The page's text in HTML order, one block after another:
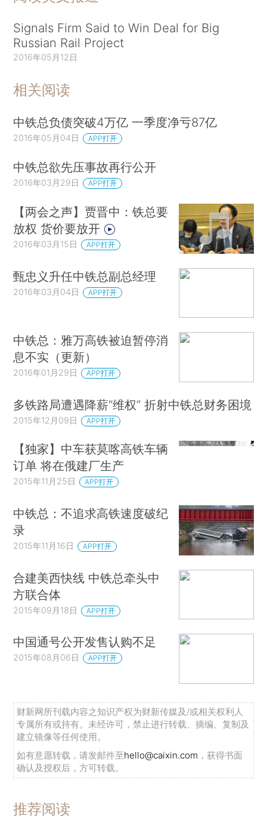
Signals Firm Said to Win Deal for Big
Russian Rail Project
2016年05月12日
相关阅读
中铁总负债突破4万亿 一季度净亏87亿
2016年05月04日 APP打开
中铁总欲先压事故再行公开
2016年03月29日 APP打开
【两会之声】贾晋中：铁总要
放权 货价要放开
2016年03月15日 APP打开
甄忠义升任中铁总副总经理
2016年03月04日 APP打开
中铁总：雅万高铁被迫暂停消
息不实（更新）
2016年01月29日 APP打开
多铁路局遭遇降薪“维权” 折射中铁总财务困境
2015年12月09日 APP打开
【独家】中车获莫喀高铁车辆
订单 将在俄建厂生产
2015年11月25日 APP打开
中铁总：不追求高铁速度破纪
录
2015年11月16日 APP打开
合建美西快线 中铁总牵头中
方联合体
2015年09月18日 APP打开
中国通号公开发售认购不足
2015年08月06日 APP打开
财新网所刊载内容之知识产权为财新传媒及/或相关权利人
专属所有或持有。未经许可，禁止进行转载、摘编、复制及
建立镜像等任何使用。
如有意愿转载，请发邮件至hello@caixin.com ，获得书面
确认及授权后，方可转载。
推荐阅读